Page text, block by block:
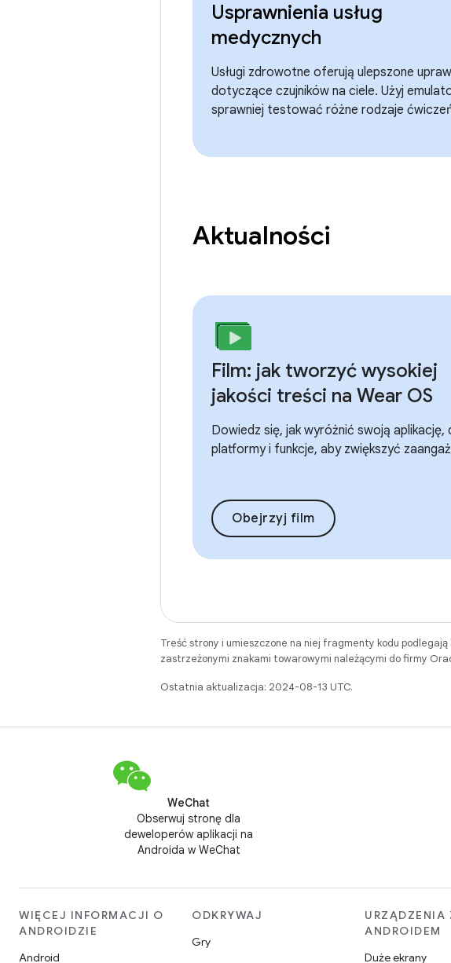
Usprawnienia usług
medycznych
Usługi zdrowotne oferują ulepszone
dotyczące czujników na ciele. Użyj
sprawniej testować różne rodzaje
Aktualności
Film: jak tworzyć wysokiej
jakości treści na Wear OS
Dowiedz się, jak wyróżnić swoją aplikację,
platformy i funkcje, aby zwiększyć
Obejrzyj film
Treść strony i umieszczone na niej fragmenty kodu podlegają
zastrzeżonymi znakami towarowymi należącymi do firmy
Ostatnia aktualizacja: 2024-08-13 UTC.
WeChat
Obserwuj stronę dla
deweloperów aplikacji na
Androida w WeChat
WIĘCEJ INFORMACJI O
ANDROIDZIE
Android
ODKRYWAJ
Gry
URZĄDZENIA
ANDROIDEM
Duże ekrany